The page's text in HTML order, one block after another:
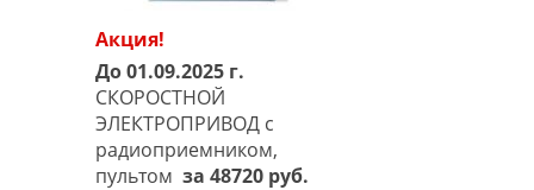
Акция!
До 01.09.2025 г.
СКОРОСТНОЙ
ЭЛЕКТРОПРИВОД с
радиоприемником,
пультом за 48720 руб.